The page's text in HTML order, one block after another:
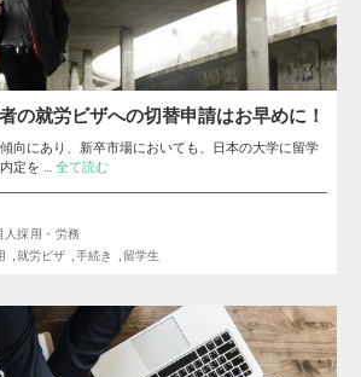
の就労ビザへの切替申請はお早めに！
向にあり、新卒市場においても、日本の大学に留学
定を … 全て読む
人採用・労務
就労ビザ 手続き 留学生